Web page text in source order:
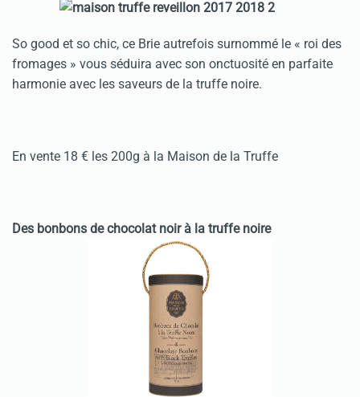
So good et so chic, ce Brie autrefois surnommé le « roi des
fromages » vous séduira avec son onctuosité en parfaite
harmonie avec les saveurs de la truffe noire.
En vente 18 € les 200g à la Maison de la Truffe
Des bonbons de chocolat noir à la truffe noire